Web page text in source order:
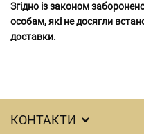
Згідно із законом
особам, які не досягли
доставки.
КОНТАКТИ